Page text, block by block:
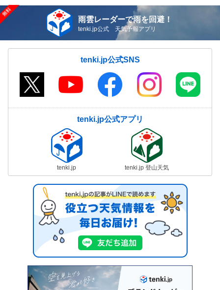
雨雲レーダーで雨を回避！
tenki.jp公式 天気予報アプリ
tenki.jp公式SNS
tenki.jp公式アプリ
tenki.jp tenki.jp 登山天気